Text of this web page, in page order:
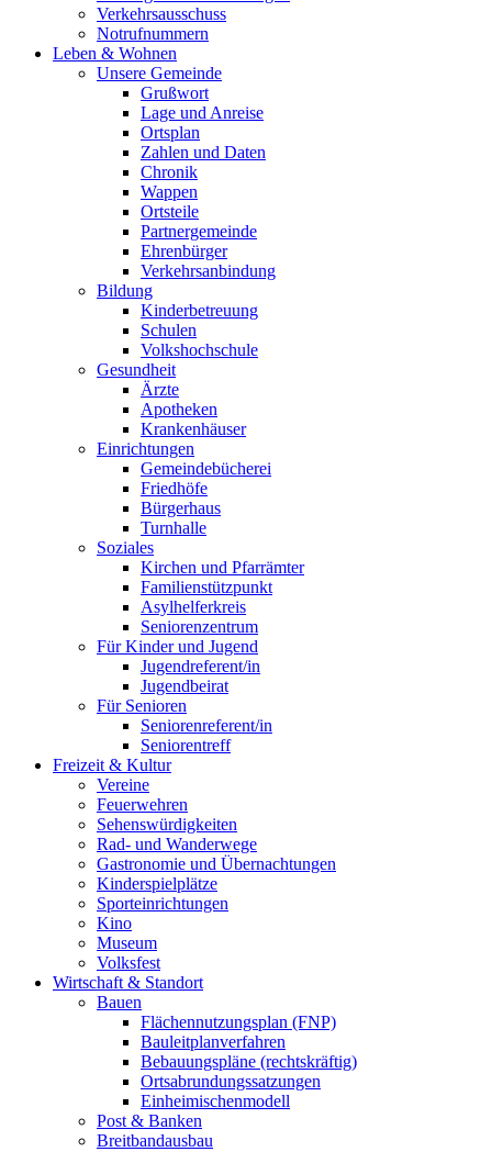
Verkehrsausschuss
Notrufnummern
Leben & Wohnen
Unsere Gemeinde
Grußwort
Lage und Anreise
Ortsplan
Zahlen und Daten
Chronik
Wappen
Ortsteile
Partnergemeinde
Ehrenbürger
Verkehrsanbindung
Bildung
Kinderbetreuung
Schulen
Volkshochschule
Gesundheit
Ärzte
Apotheken
Krankenhäuser
Einrichtungen
Gemeindebücherei
Friedhöfe
Bürgerhaus
Turnhalle
Soziales
Kirchen und Pfarrämter
Familienstützpunkt
Asylhelferkreis
Seniorenzentrum
Für Kinder und Jugend
Jugendreferent/in
Jugendbeirat
Für Senioren
Seniorenreferent/in
Seniorentreff
Freizeit & Kultur
Vereine
Feuerwehren
Sehenswürdigkeiten
Rad- und Wanderwege
Gastronomie und Übernachtungen
Kinderspielplätze
Sporteinrichtungen
Kino
Museum
Volksfest
Wirtschaft & Standort
Bauen
Flächennutzungsplan (FNP)
Bauleitplanverfahren
Bebauungspläne (rechtskräftig)
Ortsabrundungssatzungen
Einheimischenmodell
Post & Banken
Breitbandausbau